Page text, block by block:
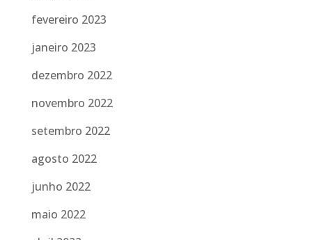
fevereiro 2023
janeiro 2023
dezembro 2022
novembro 2022
setembro 2022
agosto 2022
junho 2022
maio 2022